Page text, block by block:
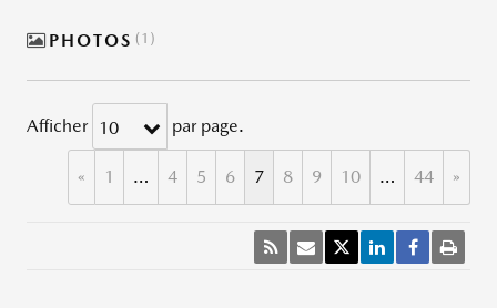
PHOTOS 1
Afficher 10 par page.
« 1 … 4 5 6 7 8 9 10 … 44 »